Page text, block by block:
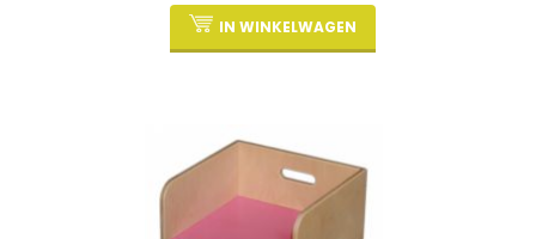
IN WINKELWAGEN